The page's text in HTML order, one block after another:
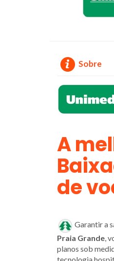
Sobre
A
de
Garantir a
Praia Grande,
planos sob